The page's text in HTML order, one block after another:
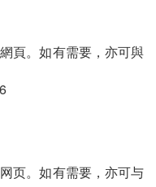
頁。如有需要，亦可與
页。如有需要，亦可与